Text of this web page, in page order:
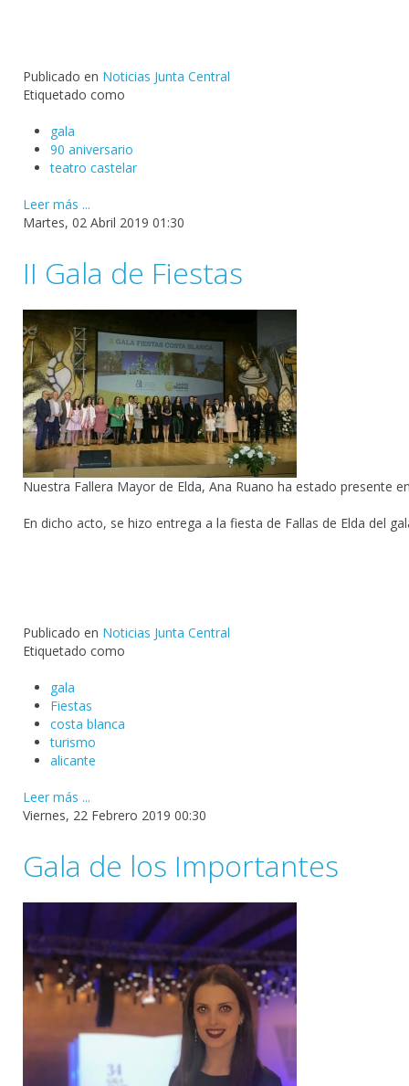
Publicado en Noticias Junta Central
Etiquetado como
gala
90 aniversario
teatro castelar
Leer más ...
Martes, 02 Abril 2019 01:30
II Gala de Fiestas
Nuestra Fallera Mayor de Elda, Ana Ruano ha estado presente
En dicho acto, se hizo entrega a la fiesta de Fallas de Elda del
Publicado en Noticias Junta Central
Etiquetado como
gala
Fiestas
costa blanca
turismo
alicante
Leer más ...
Viernes, 22 Febrero 2019 00:30
Gala de los Importantes